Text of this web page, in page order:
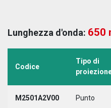
Lunghezza d'onda: 650
Codice
Tipo di
M2501A2V00 Punto